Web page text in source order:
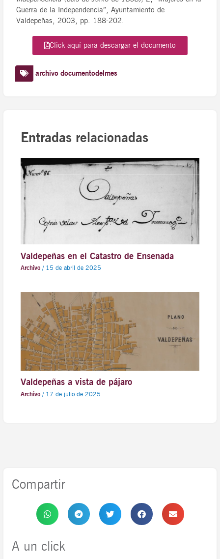
Guerra de la Independencia”, Ayuntamiento de
Valdepeñas, 2003, pp. 188-202.
Click aquí para descargar el documento
archivo documentodelmes
Entradas relacionadas
Valdepeñas en el Catastro de Ensenada
Archivo/ 15 de abril de 2025
Valdepeñas a vista de pájaro
Archivo/ 17 de julio de 2025
Compartir
A un click